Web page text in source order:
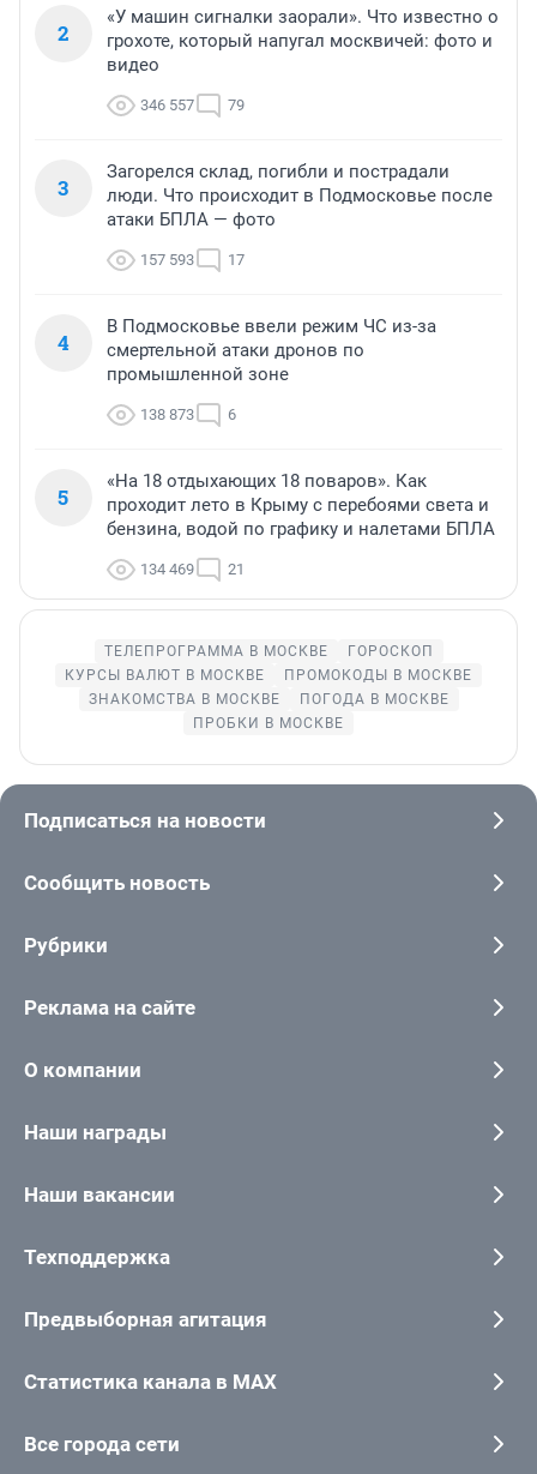
2
«У машин сигналки заорали». Что известно о
грохоте, который напугал москвичей: фото и
видео
346 557 79
3
Загорелся склад, погибли и пострадали
люди. Что происходит в Подмосковье после
атаки БПЛА — фото
157 593 17
4
В Подмосковье ввели режим ЧС из-за
смертельной атаки дронов по
промышленной зоне
138 873 6
5
«На 18 отдыхающих 18 поваров». Как
проходит лето в Крыму с перебоями света и
бензина, водой по графику и налетами БПЛА
134 469 21
ТЕЛЕПРОГРАММА В МОСКВЕ
ГОРОСКОП
КУРСЫ ВАЛЮТ В МОСКВЕ
ПРОМОКОДЫ В МОСКВЕ
ЗНАКОМСТВА В МОСКВЕ
ПОГОДА В МОСКВЕ
ПРОБКИ В МОСКВЕ
Подписаться на новости
Сообщить новость
Рубрики
Реклама на сайте
О компании
Наши награды
Наши вакансии
Техподдержка
Предвыборная агитация
Статистика канала в MAX
Все города сети